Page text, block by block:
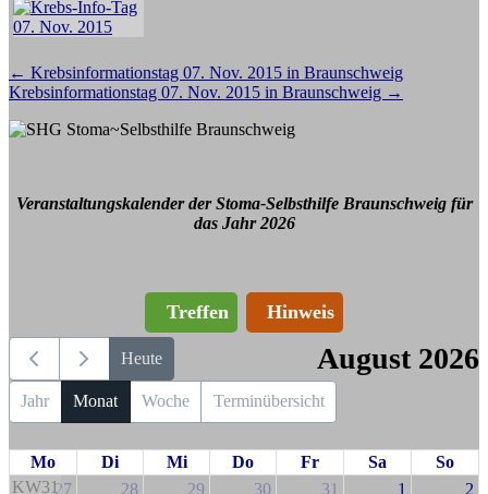
Beitragsnavigation
← Krebsinformationstag 07. Nov. 2015 in Braunschweig
Krebsinformationstag 07. Nov. 2015 in Braunschweig →
Veranstaltungskalender der Stoma-Selbsthilfe Braunschweig für
das Jahr 2026
Treffen Hinweis
Heute August 2026
Jahr Monat Woche Terminübersicht
Mo Di Mi Do Fr Sa
So
KW3127 28 29 30 31 1 2